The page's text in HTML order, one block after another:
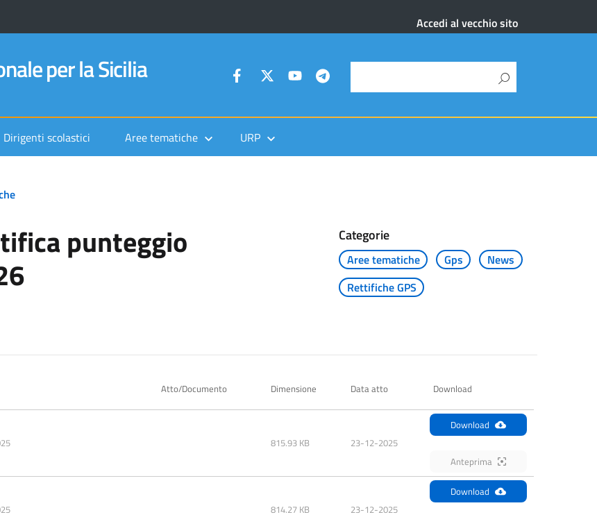
Accedi al vecchio sito
per la Sicilia
Dirigenti scolastici Aree tematiche URP
punteggio Categorie
Aree tematiche Gps
News
Rettifiche GPS
Atto/Documento Dimensione Data atto Download
815.93 KB 23-12-2025
Download
Anteprima
814.27 KB 23-12-2025
Download